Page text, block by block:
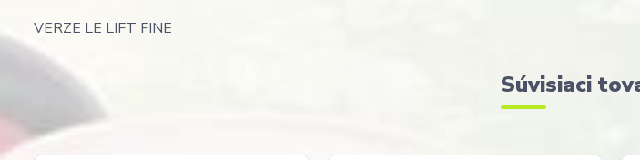
VERZE LE LIFT FINE
Súvisiaci